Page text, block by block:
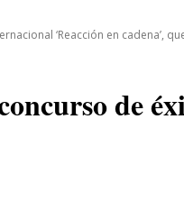
‘Reacción en cadena’,
de